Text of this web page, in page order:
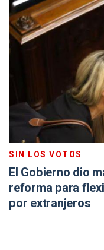
SIN LOS VOTOS
El Gobierno dio
reforma para
por extranjeros